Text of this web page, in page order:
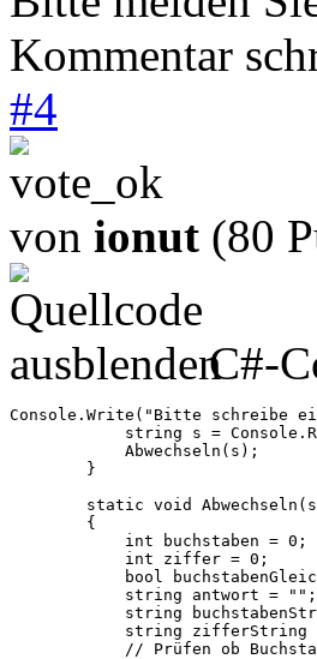
Kommentar
#4
von ionut (80
C#-
Console.Write("Bitte schreibe
string s =
            Abwechseln(s);
        }
static void
        {
            int buchstaben = 0;
            int ziffer = 0;
bool
            string antwort = "";
string
string zifferString
// Prüfen ob